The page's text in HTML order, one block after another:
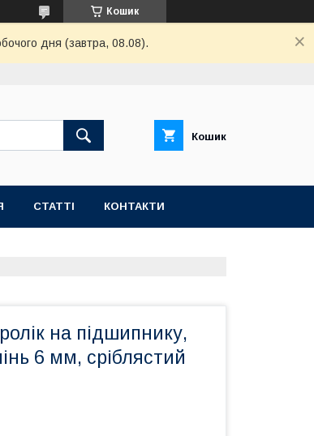
Кошик
дня (завтра, 08.08).
Кошик
СТАТТІ КОНТАКТИ
на підшипнику,
6 мм, сріблястий